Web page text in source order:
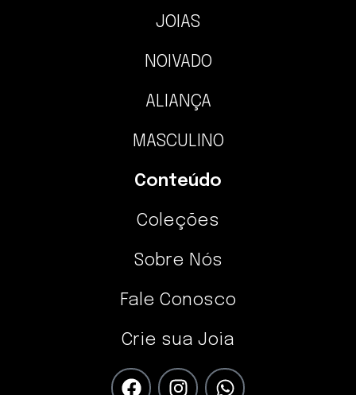
JOIAS
NOIVADO
ALIANÇA
MASCULINO
Conteúdo
Coleções
Sobre Nós
Fale Conosco
Crie sua Joia